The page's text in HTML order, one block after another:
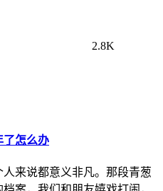
2.8K
了怎么办
来说都意义非凡。那段青葱